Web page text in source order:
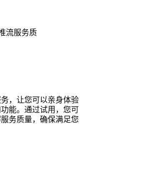
流服务质
，让您可以亲身体验
能。通过试用，您可
务质量，确保满足您